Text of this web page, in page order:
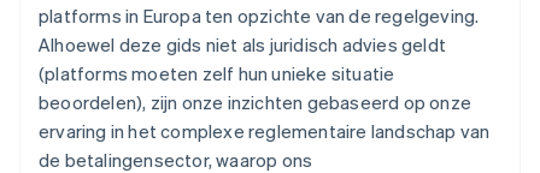
platforms in Europa ten opzichte van de regelgeving.
Alhoewel deze gids niet als juridisch advies geldt
(platforms moeten zelf hun unieke situatie
beoordelen), zijn onze inzichten gebaseerd op onze
ervaring in het complexe reglementaire landschap van
de betalingensector, waarop ons